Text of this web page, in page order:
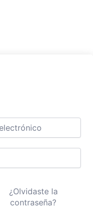
¿Olvidaste la
contraseña?